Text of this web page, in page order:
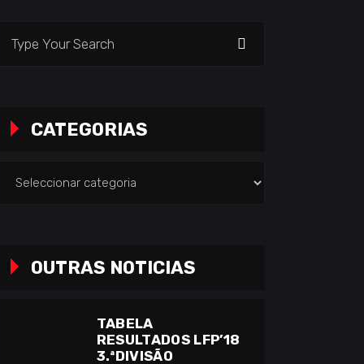
CATEGORIAS
OUTRAS NOTICIAS
TABELA
RESULTADOS LFP’18
3.ªDIVISÃO